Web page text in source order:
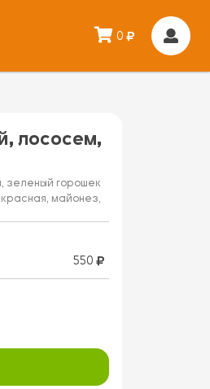
0
лососем,
зеленый горошек
майонез,
550